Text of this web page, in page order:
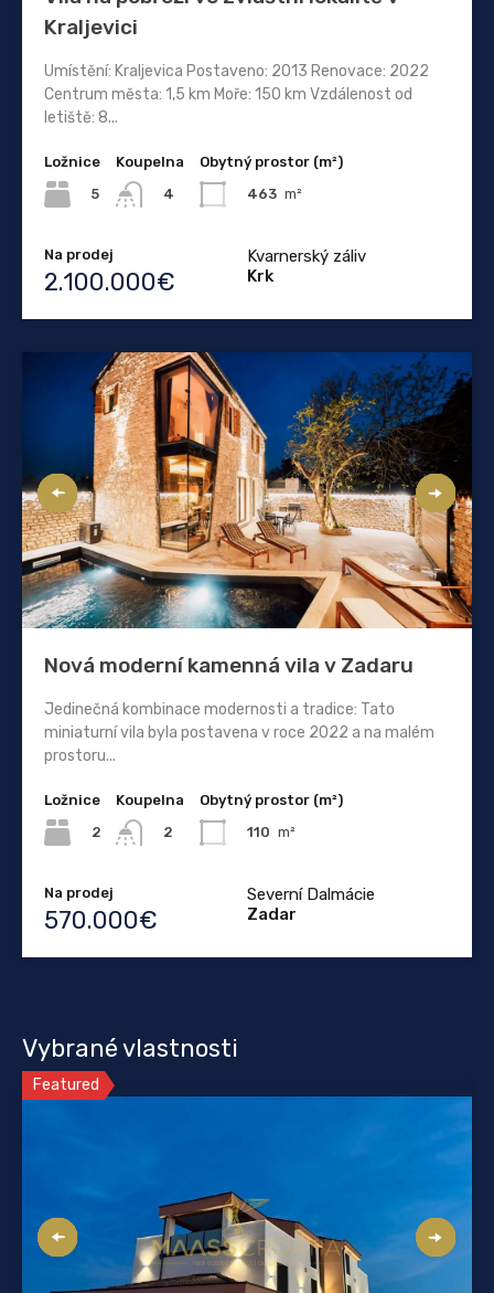
Kraljevici
Umístění: Kraljevica Postaveno: 2013 Renovace: 2022
Centrum města: 1,5 km Moře: 150 km Vzdálenost od
letiště: 8...
Ložnice
5
Koupelna
4
Obytný prostor (m²)
463 m²
Na prodej
2.100.000€
Kvarnerský záliv
Krk
Nová moderní kamenná vila v Zadaru
Jedinečná kombinace modernosti a tradice: Tato
miniaturní vila byla postavena v roce 2022 a na malém
prostoru...
Ložnice
2
Koupelna
2
Obytný prostor (m²)
110 m²
Na prodej
570.000€
Severní Dalmácie
Zadar
Vybrané vlastnosti
Featured